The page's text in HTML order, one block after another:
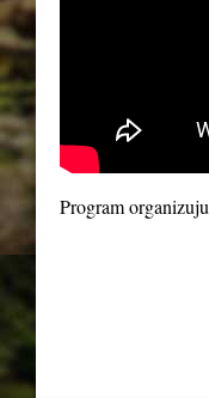
Program organizuju